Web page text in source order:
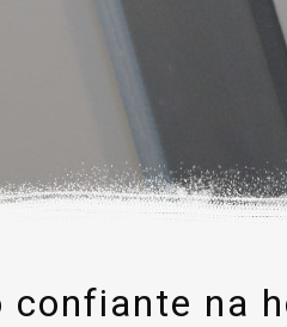
confiante na